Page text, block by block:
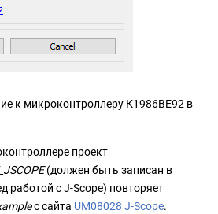
к микроконтроллеру К1986ВЕ92 в
проект
(должен быть записан в
работой с J-Scope) повторяет
с сайта UM08028 J-Scope.